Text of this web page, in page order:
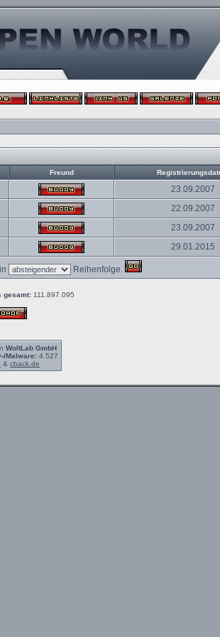
Freund
23.09.2007
22.09.2007
23.09.2007
29.01.2015
in Reihenfolge.
gesamt:111.897.095
WoltLab GmbH
Malware:4.527
& cback.de